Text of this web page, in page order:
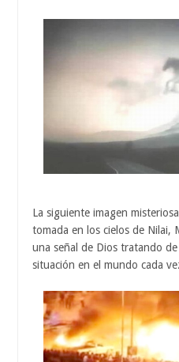
La siguiente imagen
tomada en los cielos de Nilai,
una señal de Dios tratando
situación en el mundo cada